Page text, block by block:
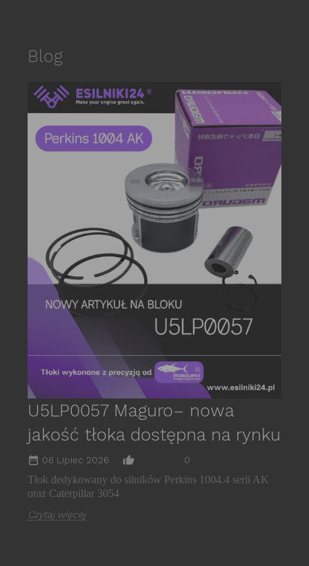
Blog
U5LP0057 Maguro– nowa
jakość tłoka dostępna na rynku
date_range 06 Lipiec 2026 thumb_up_alt 0
Tłok dedykowany do silników Perkins 1004.4 serii AK
oraz Caterpillar 3054
Czytaj więcej